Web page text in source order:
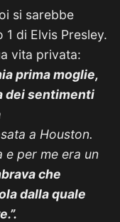
si sarebbe
1 di Elvis Presley.
vita privata:
prima moglie,
dei sentimenti
a Houston.
e per me era un
che
dalla quale